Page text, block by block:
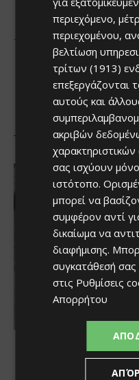
περιεχόμενο,
περιεχομένου,
βελτίωση
τρίτων (1913)
επεξεργάζονται
αυτούς και
ακριβών
σας ισχύουν
ιστότοπο.
μπορεί να
συμφέρον αντί
δικαίωμα να
διαφήμισης.
συγκατάθεσή σας
στις Ρυθμίσεις
Απορρήτου